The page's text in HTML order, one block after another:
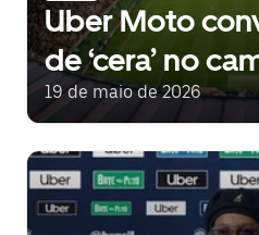
Uber Moto
de ‘cera’ no
brasileiro em
19 de maio de 2026